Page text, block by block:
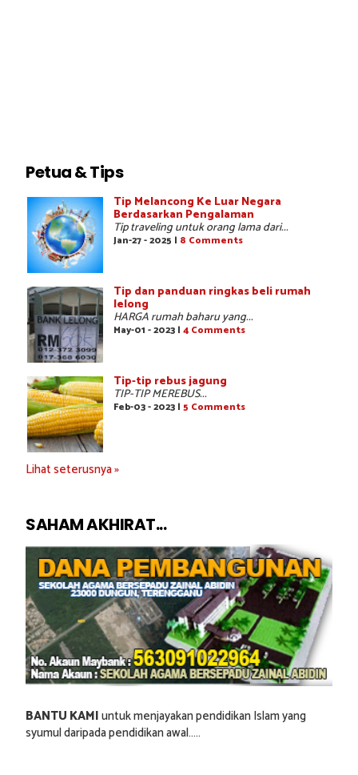
Petua & Tips
Tip Melancong Ke Luar Negara
Berdasarkan Pengalaman
Tip traveling untuk orang lama dari...
Jan-27 - 2025 | 8 Comments
Tip dan panduan ringkas beli rumah
lelong
HARGA rumah baharu yang...
May-01 - 2023 | 4 Comments
Tip-tip rebus jagung
TIP-TIP MEREBUS...
Feb-03 - 2023 | 5 Comments
Lihat seterusnya »
SAHAM AKHIRAT...
BANTU KAMIuntuk menjayakan pendidikan Islam yang
syumul daripada pendidikan awal.....